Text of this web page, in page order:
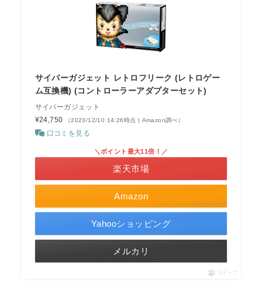
サイバーガジェット レトロフリーク (レトロゲー
ム互換機) (コントローラーアダプターセット)
サイバーガジェット
¥24,750
（2023/12/10 14:26時点 | Amazon調べ）
口コミを見る
Amazon
＼ポイント最大11倍！／
楽天市場
Yahooショッピング
メルカリ
ポチップ